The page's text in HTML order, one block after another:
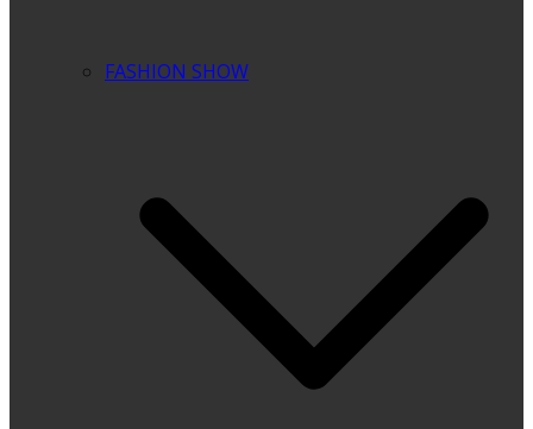
FASHION SHOW